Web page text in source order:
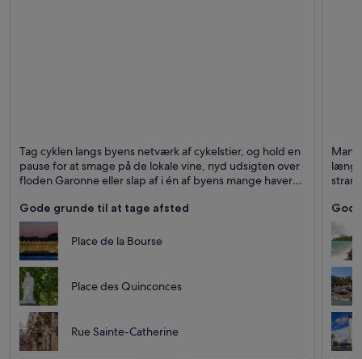
Kendt for Shopping, Udflugter og Forretning
Tag cyklen langs byens netværk af cykelstier, og hold en
pause for at smage på de lokale vine, nyd udsigten over
floden Garonne eller slap af i én af byens mange haver
Gode grunde til at tage afsted
Place de la Bourse
Place des Quinconces
Rue Sainte-Catherine